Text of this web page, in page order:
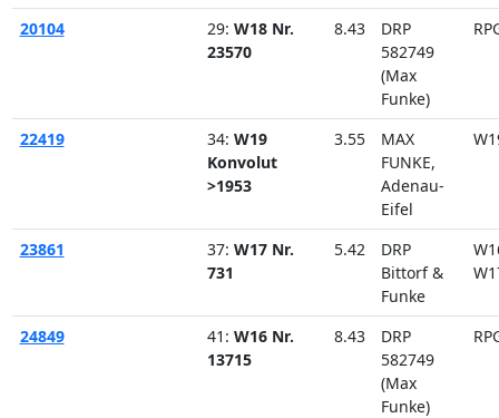
20104 29: W18 Nr.
23570
8.43
DRP
582749
(Max
Funke)
22419 34: W19
Konvolut
>1953
3.55
MAX
FUNKE,
Adenau-
Eifel
23861 37: W17 Nr.
731
5.42
DRP
Bittorf &
Funke
24849 41: W16 Nr.
13715
8.43
DRP
582749
(Max
Funke)